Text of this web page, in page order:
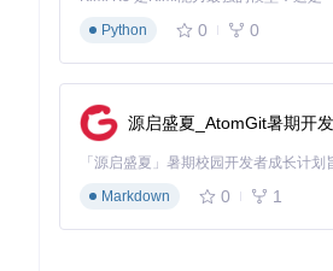
1. 硬件特征采集阶段
通过硬件报告导入或实时硬件扫描
全面准确地获取硬件信息。
硬件报告选择界面
Python
0 0
源启盛夏_AtomGit暑期开
Markdown
0 1